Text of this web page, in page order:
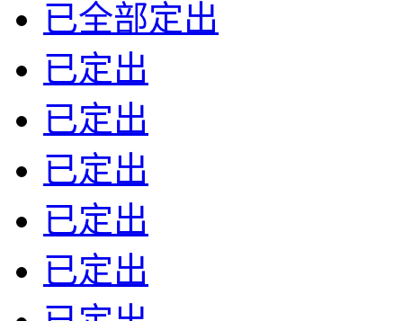
已全部定出
已定出
已定出
已定出
已定出
已定出